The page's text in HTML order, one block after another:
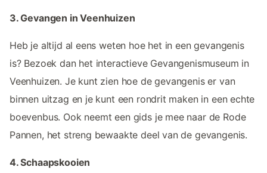
3. Gevangen in Veenhuizen
Heb je altijd al eens weten hoe het in een gevangenis
is? Bezoek dan het interactieve Gevangenismuseum in
Veenhuizen. Je kunt zien hoe de gevangenis er van
binnen uitzag en je kunt een rondrit maken in een echte
boevenbus. Ook neemt een gids je mee naar de Rode
Pannen, het streng bewaakte deel van de gevangenis.
4. Schaapskooien